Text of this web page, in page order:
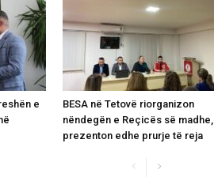
e
BESA në Tetovë riorganizon
nëndegën e Reçicës së madhe,
prezenton edhe prurje të reja